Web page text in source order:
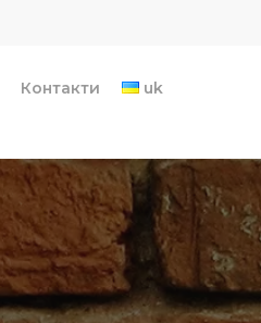
Контакти uk